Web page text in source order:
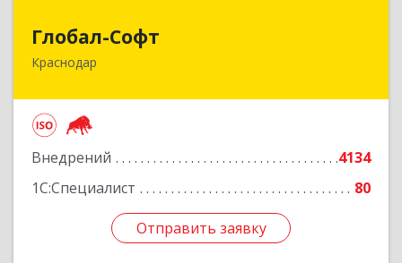
Глобал-Софт
Краснодар
Внедрений
4134
1С:Специалист
80
Отправить заявку
350018, Краснодарский край, Краснодар г,
Отправить заявку